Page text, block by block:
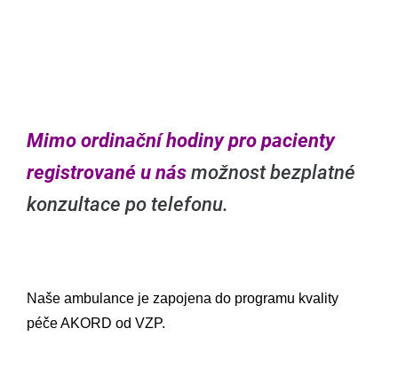
Mimo ordinační hodiny pro pacienty
registrované u nás možnost bezplatné
konzultace po telefonu.
Naše ambulance je zapojena do programu kvality
péče AKORD od VZP.